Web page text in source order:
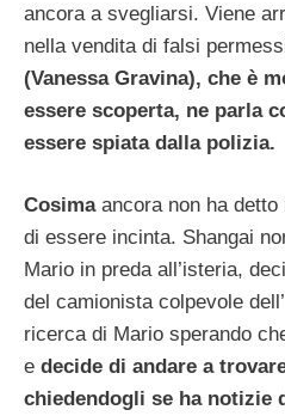
ancora a svegliarsi. Viene
nella vendita di falsi
(Vanessa Gravina), che è
essere scoperta, ne parla
essere spiata dalla polizia.
Cosimaancora non ha detto
di essere incinta. Shangai
Mario in preda all’isteria,
del camionista colpevole
ricerca di Mario sperando
e decide di andare a
chiedendogli se ha notizie